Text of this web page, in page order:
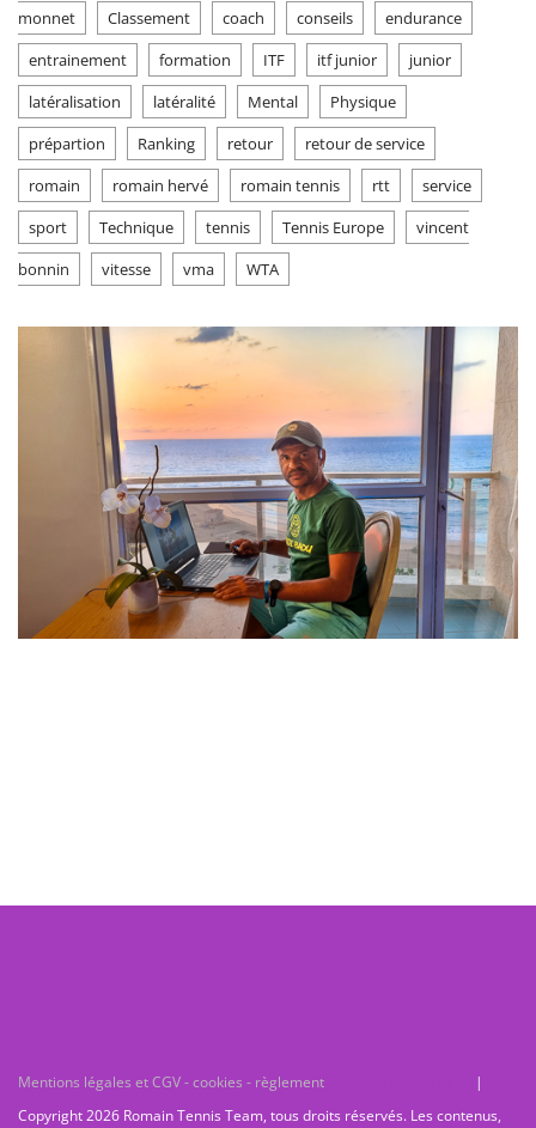
monnet
Classement coach conseils
endurance
entrainement
formation ITF itf junior
junior
latéralisation
latéralité Mental
Physique
prépartion
Ranking retour
retour de service
romain
romain hervé romain tennis rtt
service
sport
Technique tennis Tennis Europe
vincent
bonnin
vitesse vma WTA
Mentions légales et CGV - cookies - règlement
|
Copyright 2026 Romain Tennis Team, tous droits réservés. Les contenus,